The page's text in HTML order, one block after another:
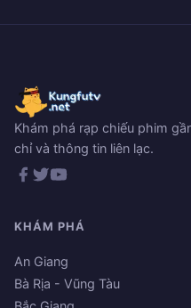
Khám phá rạp chiếu phim
chỉ và thông tin liên lạc.
KHÁM PHÁ
An Giang
Bà Rịa - Vũng Tàu